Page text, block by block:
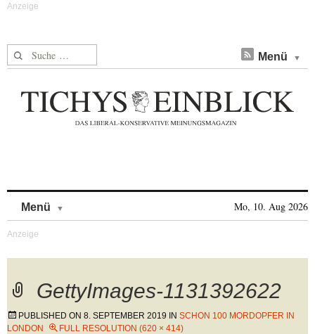
Suche nach: Menü
Menü Mo, 10. Aug 2026
GettyImages-1131392622
PUBLISHED ON 8. SEPTEMBER 2019 IN SCHON 100 MORDOPFER IN
LONDON
FULL RESOLUTION (620 × 414)